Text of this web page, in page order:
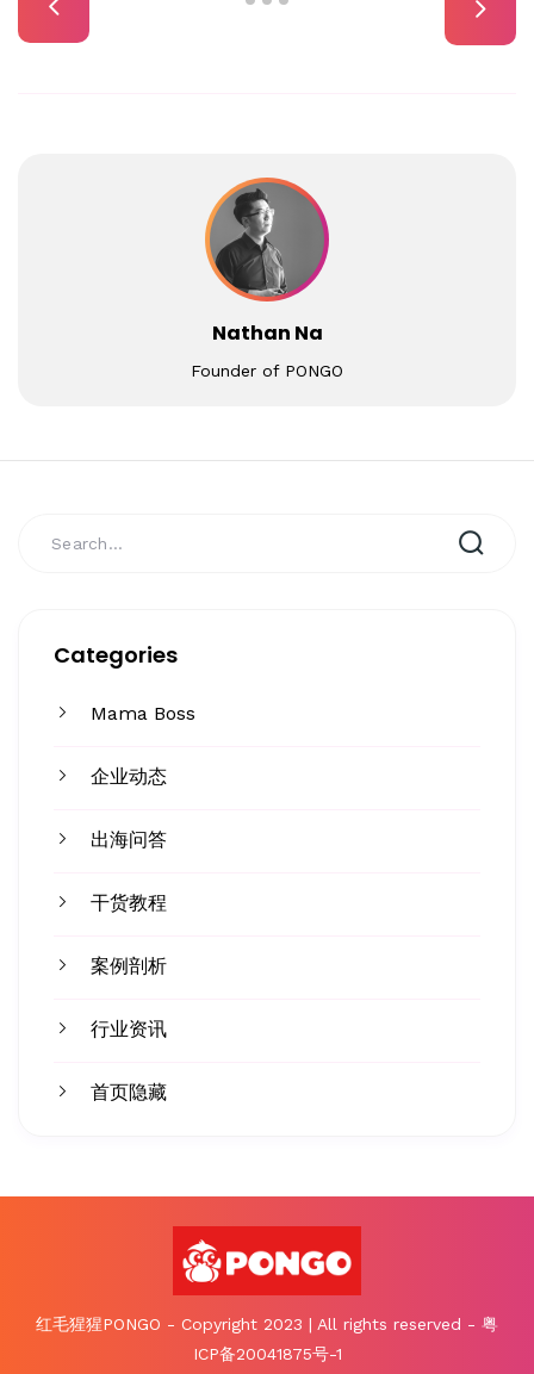
Categories
Mama Boss
企业动态
出海问答
干货教程
案例剖析
行业资讯
首页隐藏
Nathan Na
Founder of PONGO
红毛猩猩PONGO - Copyright 2023 | All rights reserved - 粤
ICP备20041875号-1